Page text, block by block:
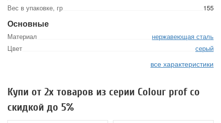
Вес в упаковке, гр
155
Основные
Материал
нержавеющая сталь
Цвет
серый
все характеристики
Купи от 2х товаров из серии Colour prof со
скидкой до 5%